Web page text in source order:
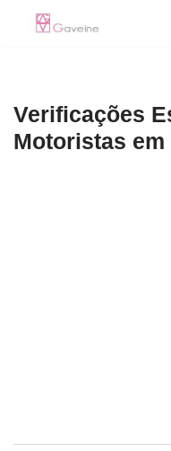
conteúdo
Verificações
Motoristas em